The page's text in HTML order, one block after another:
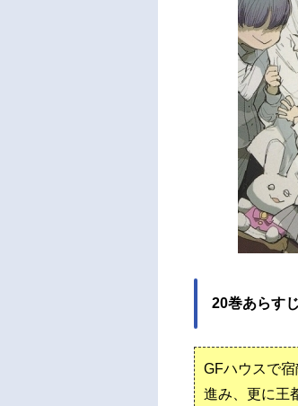
20巻あらすじ
GFハウスで
進み、更に